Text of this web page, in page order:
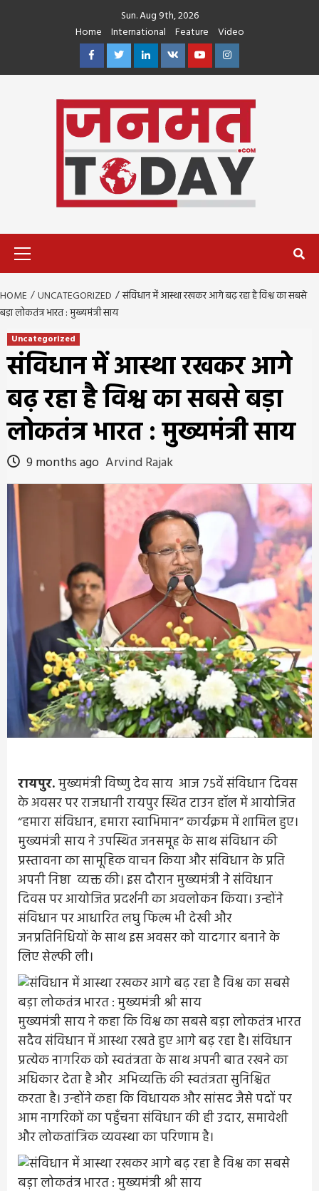
Sun. Aug 9th, 2026
Home
International Feature
Video
FacebookTwitterLinkedin
VK YoutubeInstagram
HOME UNCATEGORIZED
संविधान में आस्था रखकर आगे बढ़ रहा है विश्व का सबसे
बड़ा लोकतंत्र भारत : मुख्यमंत्री साय
Uncategorized
संविधान में आस्था रखकर आगे
बढ़ रहा है विश्व का सबसे बड़ा
लोकतंत्र भारत : मुख्यमंत्री साय
9 months ago Arvind Rajak
रायपुर.मुख्यमंत्री विष्णु देव साय आज 75वें संविधान दिवस
के अवसर पर राजधानी रायपुर स्थित टाउन हॉल में आयोजित
“हमारा संविधान, हमारा स्वाभिमान” कार्यक्रम में शामिल हुए।
मुख्यमंत्री साय ने उपस्थित जनसमूह के साथ संविधान की
प्रस्तावना का सामूहिक वाचन किया और संविधान के प्रति
अपनी निष्ठा व्यक्त की। इस दौरान मुख्यमंत्री ने संविधान
दिवस पर आयोजित प्रदर्शनी का अवलोकन किया। उन्होंने
संविधान पर आधारित लघु फिल्म भी देखी और
जनप्रतिनिधियों के साथ इस अवसर को यादगार बनाने के
लिए सेल्फी ली।
मुख्यमंत्री साय ने कहा कि विश्व का सबसे बड़ा लोकतंत्र भारत
सदैव संविधान में आस्था रखते हुए आगे बढ़ रहा है। संविधान
प्रत्येक नागरिक को स्वतंत्रता के साथ अपनी बात रखने का
अधिकार देता है और अभिव्यक्ति की स्वतंत्रता सुनिश्चित
करता है। उन्होंने कहा कि विधायक और सांसद जैसे पदों पर
आम नागरिकों का पहुँचना संविधान की ही उदार, समावेशी
और लोकतांत्रिक व्यवस्था का परिणाम है।